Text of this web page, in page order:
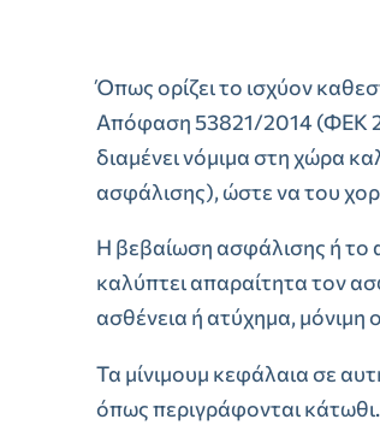
Όπως ορίζει το ισχύον
Απόφαση 53821/2014 (ΦΕΚ
διαμένει νόμιμα στη χώρα
ασφάλισης), ώστε να του
Η βεβαίωση ασφάλισης ή το
καλύπτει απαραίτητα τον
ασθένεια ή ατύχημα, μόνιμη
Τα μίνιμουμ κεφάλαια σε
όπως περιγράφονται κάτωθι.